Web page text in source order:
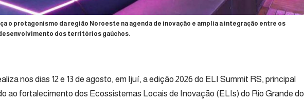
o protagonismo da região Noroeste na agenda de inovação e amplia a integração entre os
dos territórios gaúchos.
nos dias 12 e 13 de agosto, em Ijuí, a edição 2026 do ELI Summit RS, principal
ao fortalecimento dos Ecossistemas Locais de Inovação (ELIs) do Rio Grande do